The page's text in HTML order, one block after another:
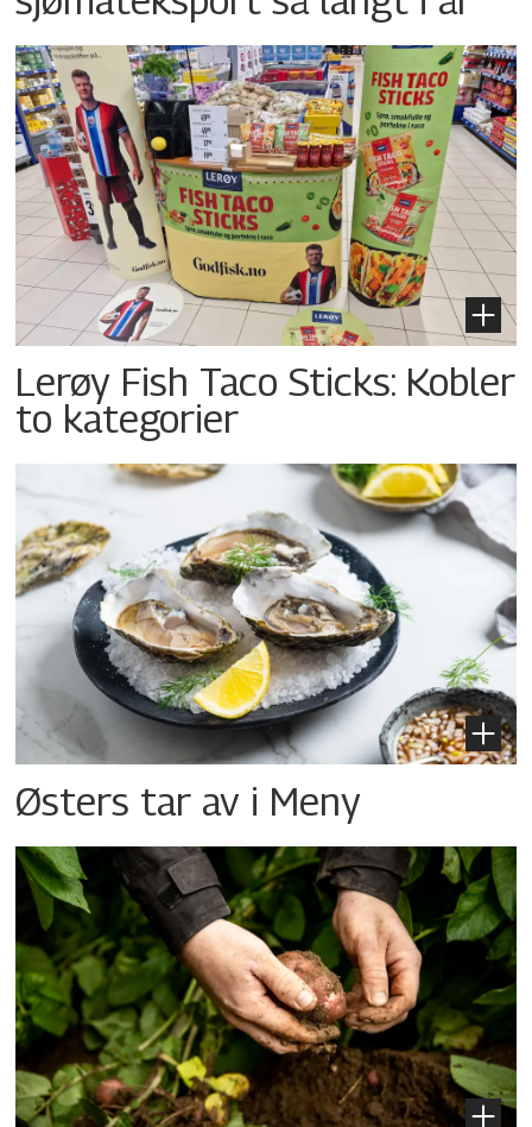
Lerøy Fish Taco Sticks: Kobler
to kategorier
Østers tar av i Meny